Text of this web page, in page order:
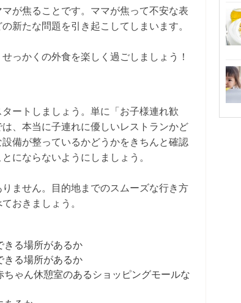
が焦ることです。ママが焦って不安な表
新たな問題を引き起こしてしまいます。
っかくの外食を楽しく過ごしましょう！
ートしましょう。単に「お子様連れ歓
、本当に子連れに優しいレストランかど
備が整っているかどうかをきちんと確認
にならないようにしましょう。
ません。目的地までのスムーズな行き方
おきましょう。
きる場所があるか
きる場所があるか
ゃん休憩室のあるショッピングモールな